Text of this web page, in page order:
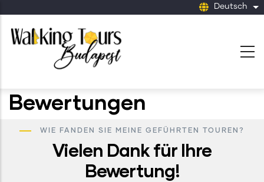
main
Deutsch
Bewertungen
WIE FANDEN SIE MEINE GEFÜHRTEN TOUREN?
Vielen Dank für Ihre
Bewertung!